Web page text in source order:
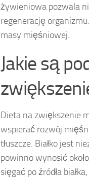
żywieniowa pozwala
regenerację
masy mięśniowej.
Jakie są
Dieta na zwiększenie
wspierać rozwój
tłuszcze. Białko jest
powinno wynosić
sięgać po źródła